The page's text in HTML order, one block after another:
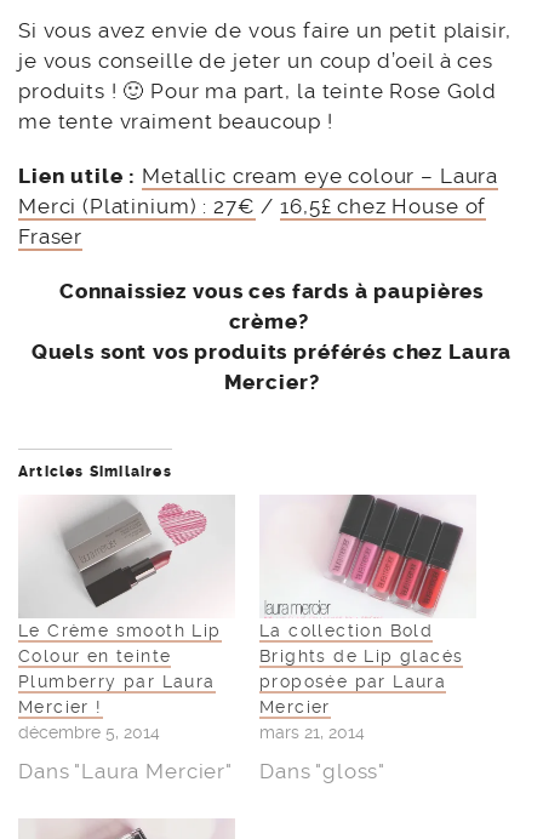
Si vous avez envie de vous faire un petit plaisir,
je vous conseille de jeter un coup d’oeil à ces
produits ! 🙂 Pour ma part, la teinte Rose Gold
me tente vraiment beaucoup !
Lien utile : Metallic cream eye colour – Laura
Merci (Platinium) : 27€ /16,5£ chez House of
Fraser
Connaissiez vous ces fards à paupières
crème?
Quels sont vos produits préférés chez Laura
Mercier?
Articles Similaires
Le Crème smooth Lip
Colour en teinte
Plumberry par Laura
Mercier !
décembre 5, 2014
Dans "Laura Mercier"
La collection Bold
Brights de Lip glacés
proposée par Laura
Mercier
mars 21, 2014
Dans "gloss"